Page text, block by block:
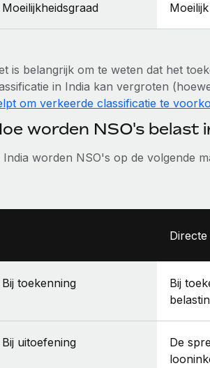
Moeilijkheidsgraad Moeilijk
is belangrijk om te weten dat het
in India kan vergroten
om verkeerde classificatie te
worden NSO's belast
India worden NSO's op de volgende
Bij toekenning
Bij
Bij uitoefening
De